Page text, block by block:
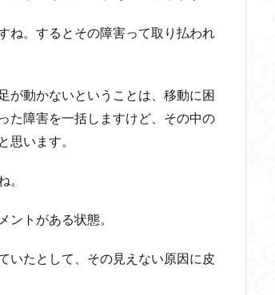
ね。するとその障害って取り払われ
が動かないということは、移動に困
た障害を一括しますけど、その中の
思います。
。
トがある状態。
いたとして、その見えない原因に皮